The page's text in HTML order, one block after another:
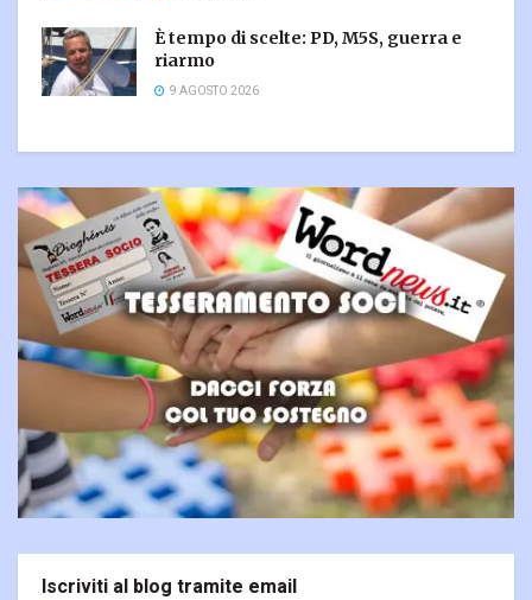
È tempo di scelte: PD, M5S, guerra e
riarmo
9 AGOSTO 2026
Iscriviti al blog tramite email